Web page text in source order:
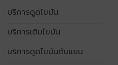
บริการดูดไขมัน
บริการเติมไขมัน
บริการดูดไขมันต้นแขน